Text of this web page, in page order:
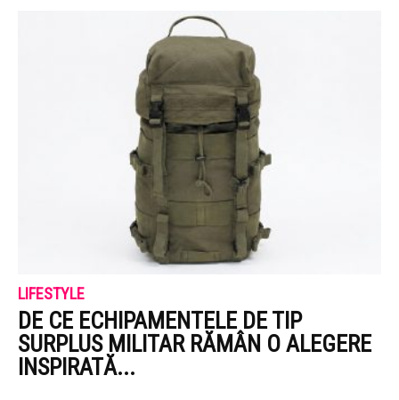
LIFESTYLE
DE CE ECHIPAMENTELE DE TIP
SURPLUS MILITAR RĂMÂN O ALEGERE
INSPIRATĂ...